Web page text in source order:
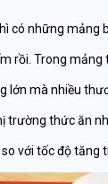
có những mảng
rồi. Trong mảng
lớn mà nhiều
trường thức ăn
với tốc độ tăng